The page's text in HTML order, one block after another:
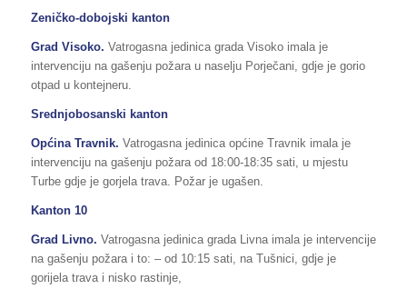
Zeničko-dobojski kanton
Grad Visoko. Vatrogasna jedinica grada Visoko imala je
intervenciju na gašenju požara u naselju Porječani, gdje je gorio
otpad u kontejneru.
Srednjobosanski kanton
Općina Travnik. Vatrogasna jedinica općine Travnik imala je
intervenciju na gašenju požara od 18:00-18:35 sati, u mjestu
Turbe gdje je gorjela trava. Požar je ugašen.
Kanton 10
Grad Livno. Vatrogasna jedinica grada Livna imala je intervencije
na gašenju požara i to: – od 10:15 sati, na Tušnici, gdje je
gorijela trava i nisko rastinje,